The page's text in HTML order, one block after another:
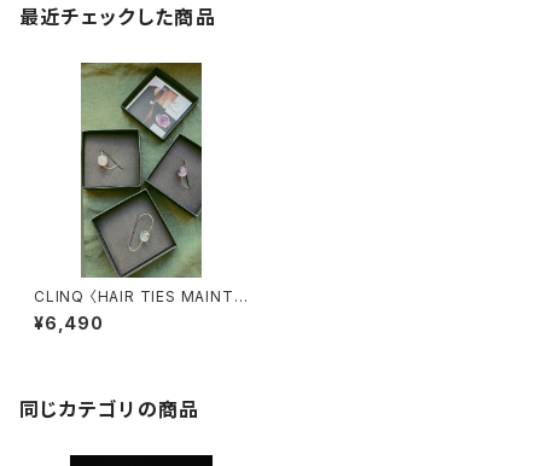
最近チェックした商品
CLINQ 〈HAIR TIES MAINTE
NANCE〉
¥6,490
同じカテゴリの商品